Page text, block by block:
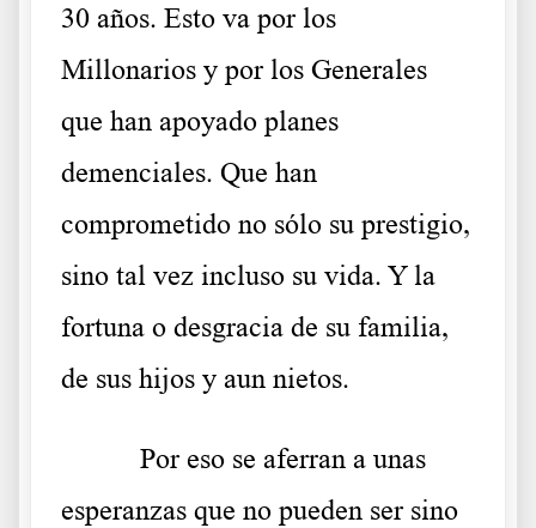
30 años. Esto va por los
Millonarios y por los Generales
que han apoyado planes
demenciales. Que han
comprometido no sólo su prestigio,
sino tal vez incluso su vida. Y la
fortuna o desgracia de su familia,
de sus hijos y aun nietos.
Por eso se aferran a unas
esperanzas que no pueden ser sino